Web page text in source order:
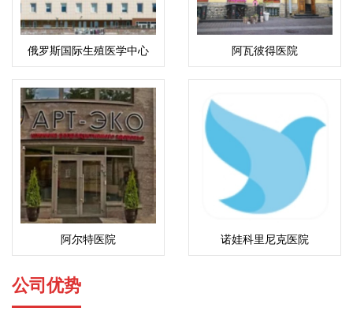
俄罗斯国际生殖医学中心
(ICRM)
阿瓦彼得医院
阿尔特医院 诺娃科里尼克医院
公司优势